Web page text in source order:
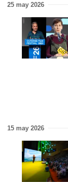
25 may 2026
15 may 2026